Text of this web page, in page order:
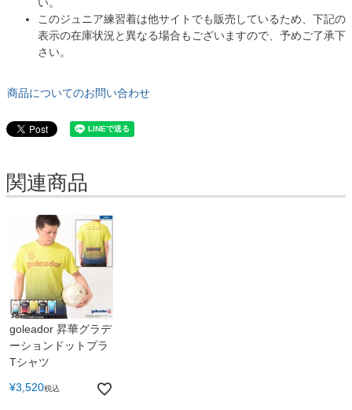
このジュニア練習着は他サイトでも販売しているため、下記の
表示の在庫状況と異なる場合もございますので、予めご了承下
さい。
商品についてのお問い合わせ
関連商品
goleador 昇華グラデ
ーションドットプラ
Tシャツ
¥3,520税込